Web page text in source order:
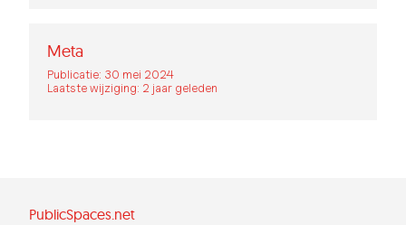
Meta
Publicatie: 30 mei 2024
Laatste wijziging: 2 jaar geleden
PublicSpaces.net